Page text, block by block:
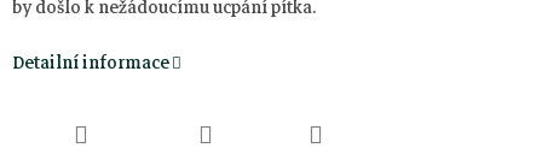
by došlo k nežádoucímu ucpání pítka.
Detailní informace